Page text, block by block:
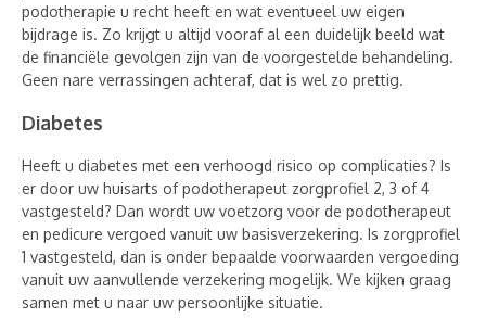
podotherapie u recht heeft en wat eventueel uw eigen
bijdrage is. Zo krijgt u altijd vooraf al een duidelijk beeld wat
de financiële gevolgen zijn van de voorgestelde behandeling.
Geen nare verrassingen achteraf, dat is wel zo prettig.
Diabetes
Heeft u diabetes met een verhoogd risico op complicaties? Is
er door uw huisarts of podotherapeut zorgprofiel 2, 3 of 4
vastgesteld? Dan wordt uw voetzorg voor de podotherapeut
en pedicure vergoed vanuit uw basisverzekering. Is zorgprofiel
1 vastgesteld, dan is onder bepaalde voorwaarden vergoeding
vanuit uw aanvullende verzekering mogelijk. We kijken graag
samen met u naar uw persoonlijke situatie.